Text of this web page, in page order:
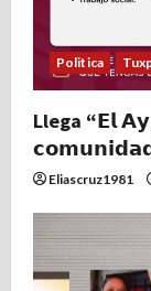
Politica
Llega “𝗘𝗹
Eliascruz1981